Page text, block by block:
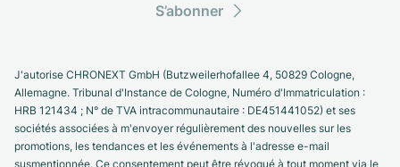
S’abonner
J'autorise CHRONEXT GmbH (Butzweilerhofallee 4, 50829 Cologne,
Allemagne. Tribunal d'Instance de Cologne, Numéro d'Immatriculation :
HRB 121434 ; N° de TVA intracommunautaire : DE451441052) et ses
sociétés associées à m'envoyer régulièrement des nouvelles sur les
promotions, les tendances et les événements à l'adresse e-mail
susmentionnée. Ce consentement peut être révoqué à tout moment via le